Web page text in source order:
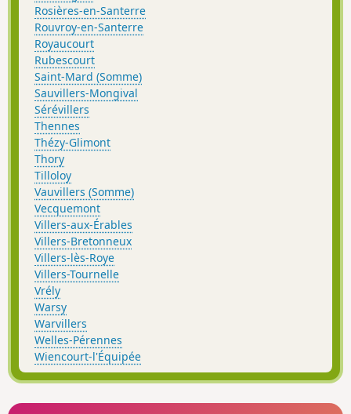
Rosières-en-Santerre
Rouvroy-en-Santerre
Royaucourt
Rubescourt
Saint-Mard (Somme)
Sauvillers-Mongival
Sérévillers
Thennes
Thézy-Glimont
Thory
Tilloloy
Vauvillers (Somme)
Vecquemont
Villers-aux-Érables
Villers-Bretonneux
Villers-lès-Roye
Villers-Tournelle
Vrély
Warsy
Warvillers
Welles-Pérennes
Wiencourt-l'Équipée